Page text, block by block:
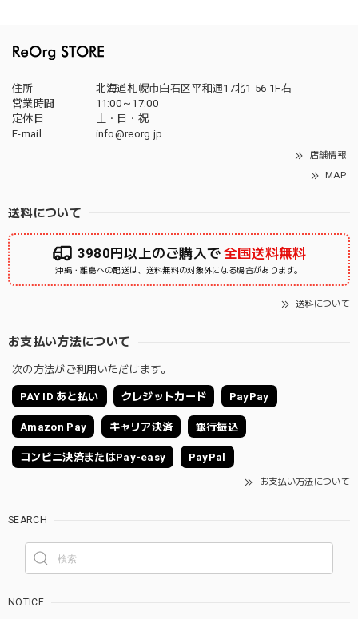
住所
北海道札幌市白石区平和通17北1-56 1F右
営業時間
11:00～17:00
定休日
土・日・祝
E-mail
info@reorg.jp
店舗情報
MAP
送料について
3980円以上のご購入で 全国送料無料
沖縄・離島への配送は、送料無料の対象外になる場合があります。
送料について
お支払い方法について
次の方法がご利用いただけます。
PAY ID あと払い クレジットカード PayPay
Amazon Pay キャリア決済 銀行振込
コンビニ決済またはPay-easy PayPal
お支払い方法について
SEARCH
NOTICE